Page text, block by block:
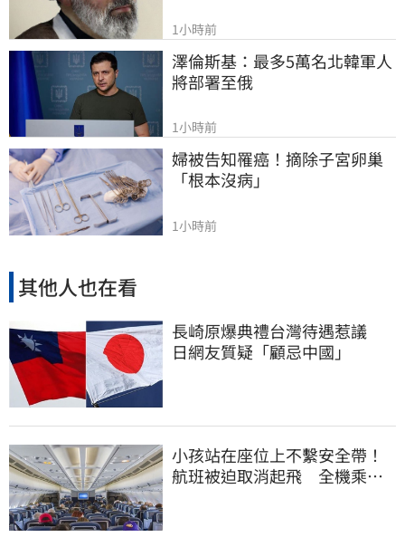
1小時前
澤倫斯基：最多5萬名北韓軍人
將部署至俄
1小時前
婦被告知罹癌！摘除子宮卵巢
「根本沒病」
1小時前
其他人也在看
長崎原爆典禮台灣待遇惹議
日網友質疑「顧忌中國」
小孩站在座位上不繫安全帶！
航班被迫取消起飛 全機乘客